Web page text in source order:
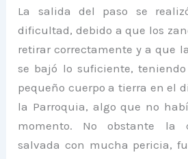
La salida del paso se
dificultad, debido a que los
retirar correctamente y a que
se bajó lo suficiente,
pequeño cuerpo a tierra en el
la Parroquia, algo que no
momento. No obstante la
salvada con mucha pericia,